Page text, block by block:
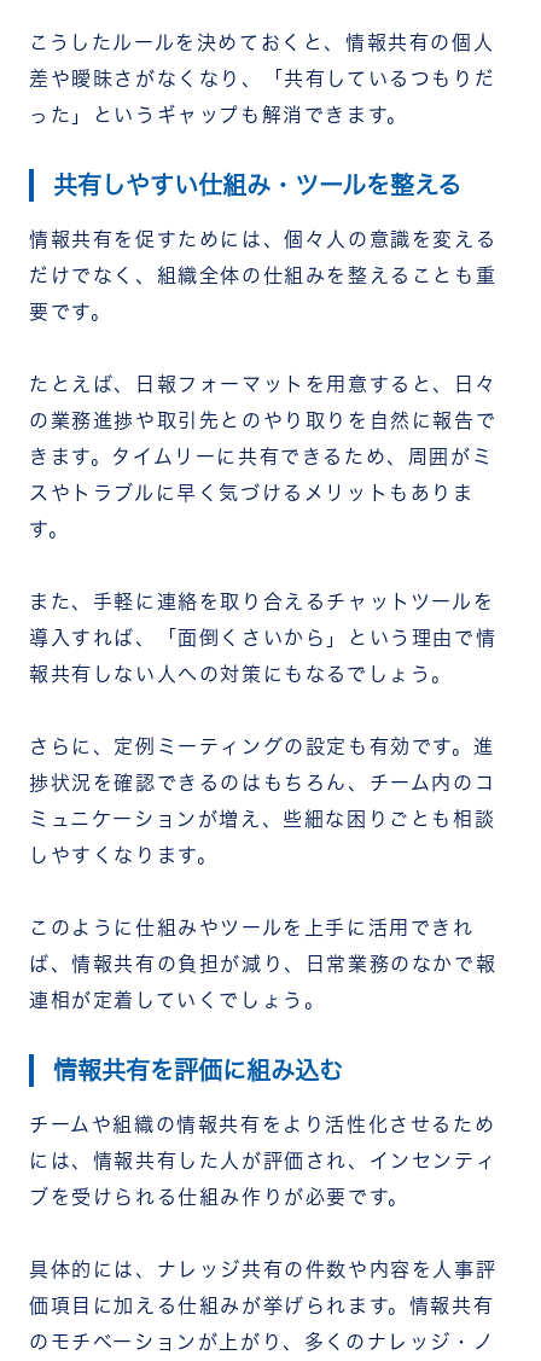
こうしたルールを決めておくと、情報共有の個人
差や曖昧さがなくなり、「共有しているつもりだ
った」というギャップも解消できます。
共有しやすい仕組み・ツールを整える
情報共有を促すためには、個々人の意識を変える
だけでなく、組織全体の仕組みを整えることも重
要です。
たとえば、日報フォーマットを用意すると、日々
の業務進捗や取引先とのやり取りを自然に報告で
きます。タイムリーに共有できるため、周囲がミ
スやトラブルに早く気づけるメリットもありま
す。
また、手軽に連絡を取り合えるチャットツールを
導入すれば、「面倒くさいから」という理由で情
報共有しない人への対策にもなるでしょう。
さらに、定例ミーティングの設定も有効です。進
捗状況を確認できるのはもちろん、チーム内のコ
ミュニケーションが増え、些細な困りごとも相談
しやすくなります。
このように仕組みやツールを上手に活用できれ
ば、情報共有の負担が減り、日常業務のなかで報
連相が定着していくでしょう。
情報共有を評価に組み込む
チームや組織の情報共有をより活性化させるため
には、情報共有した人が評価され、インセンティ
ブを受けられる仕組み作りが必要です。
具体的には、ナレッジ共有の件数や内容を人事評
価項目に加える仕組みが挙げられます。情報共有
のモチベーションが上がり、多くのナレッジ・ノ